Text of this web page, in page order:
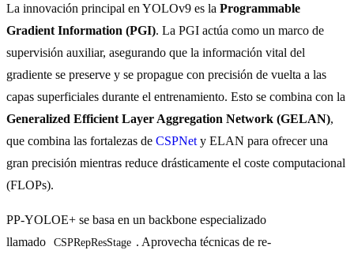
La innovación principal en YOLOv9 es la Programmable
Gradient Information (PGI). La PGI actúa como un marco de
supervisión auxiliar, asegurando que la información vital del
gradiente se preserve y se propague con precisión de vuelta a las
capas superficiales durante el entrenamiento. Esto se combina con la
Generalized Efficient Layer Aggregation Network (GELAN),
que combina las fortalezas de CSPNet y ELAN para ofrecer una
gran precisión mientras reduce drásticamente el coste computacional
(FLOPs).
PP-YOLOE+ se basa en un backbone especializado
llamado
CSPRepResStage . Aprovecha técnicas de re-